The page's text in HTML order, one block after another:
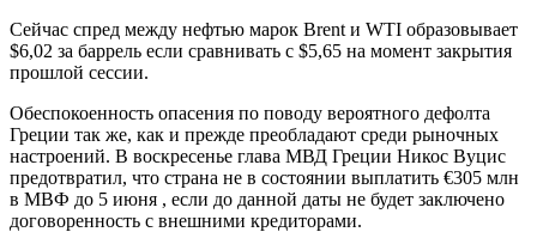
Сейчас спред между нефтью марок Brent и WTI образовывает
$6,02 за баррель если сравнивать с $5,65 на момент закрытия
прошлой сессии.
Обеспокоенность опасения по поводу вероятного дефолта
Греции так же, как и прежде преобладают среди рыночных
настроений. В воскресенье глава МВД Греции Никос Вуцис
предотвратил, что страна не в состоянии выплатить €305 млн
в МВФ до 5 июня , если до данной даты не будет заключено
договоренность с внешними кредиторами.